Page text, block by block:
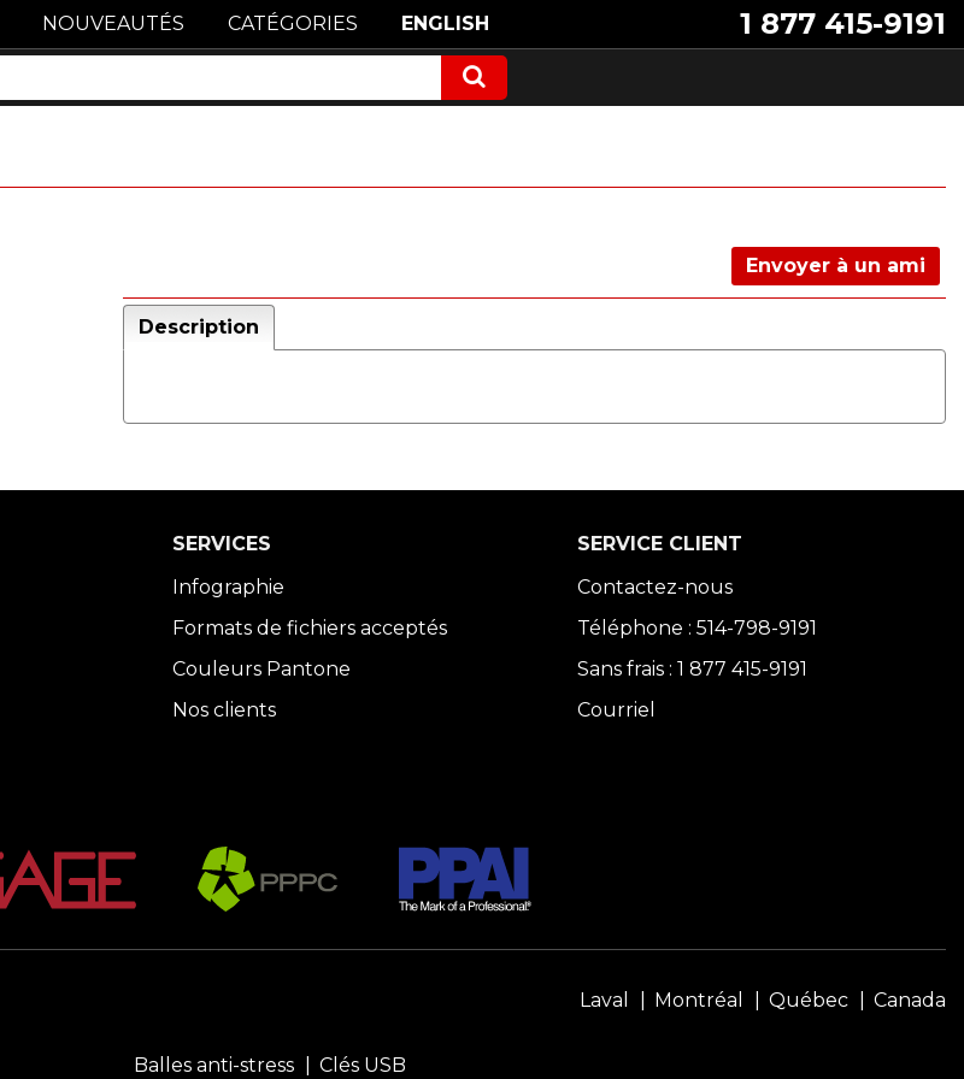
1 877 415-9191
NOUVEAUTÉS CATÉGORIES ENGLISH
Envoyer à un ami
Description
SERVICES
Infographie
Formats de fichiers acceptés
Couleurs Pantone
Nos clients
SERVICE CLIENT
Contactez-nous
Téléphone : 514-798-9191
Sans frais : 1 877 415-9191
Courriel
Laval Montréal Québec Canada
Balles anti-stress Clés USB